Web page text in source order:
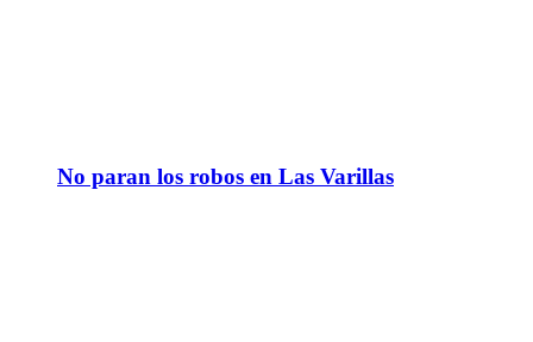
No paran los robos en Las Varillas